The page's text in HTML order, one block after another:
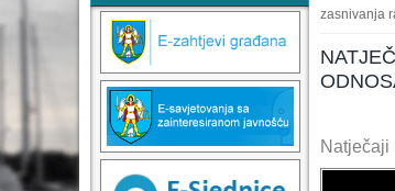
zasnivanja
Natječaji